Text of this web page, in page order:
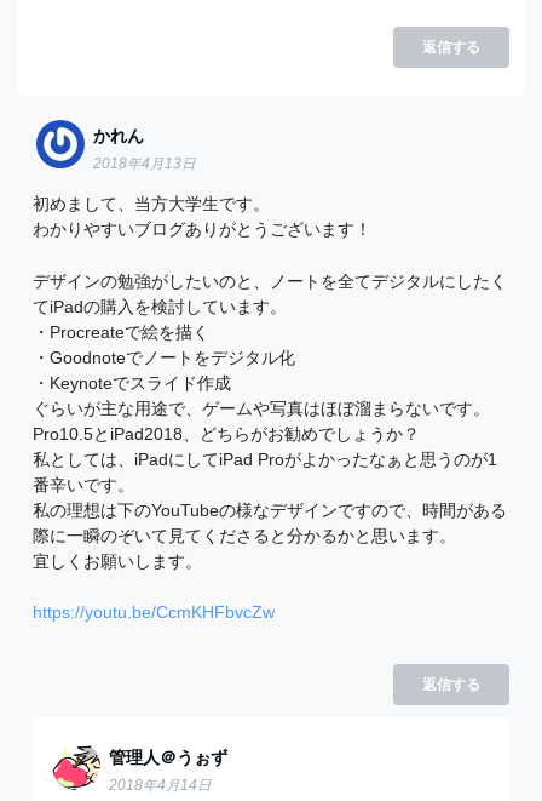
返信する
かれん
2018年4月13日
初めまして、当方大学生です。
わかりやすいブログありがとうございます！
デザインの勉強がしたいのと、ノートを全てデジタルにしたく
てiPadの購入を検討しています。
・Procreateで絵を描く
・Goodnoteでノートをデジタル化
・Keynoteでスライド作成
ぐらいが主な用途で、ゲームや写真はほぼ溜まらないです。
Pro10.5とiPad2018、どちらがお勧めでしょうか？
私としては、iPadにしてiPad Proがよかったなぁと思うのが1
番辛いです。
私の理想は下のYouTubeの様なデザインですので、時間がある
際に一瞬のぞいて見てくださると分かるかと思います。
宜しくお願いします。
https://youtu.be/CcmKHFbvcZw
返信する
管理人＠うぉず
2018年4月14日